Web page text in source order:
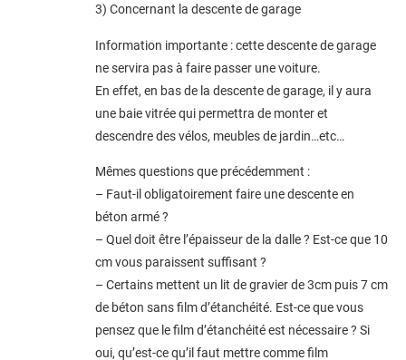
3) Concernant la descente de garage
Information importante : cette descente de garage
ne servira pas à faire passer une voiture.
En effet, en bas de la descente de garage, il y aura
une baie vitrée qui permettra de monter et
descendre des vélos, meubles de jardin…etc…
Mêmes questions que précédemment :
– Faut-il obligatoirement faire une descente en
béton armé ?
– Quel doit être l’épaisseur de la dalle ? Est-ce que 10
cm vous paraissent suffisant ?
– Certains mettent un lit de gravier de 3cm puis 7 cm
de béton sans film d’étanchéité. Est-ce que vous
pensez que le film d’étanchéité est nécessaire ? Si
oui, qu’est-ce qu’il faut mettre comme film